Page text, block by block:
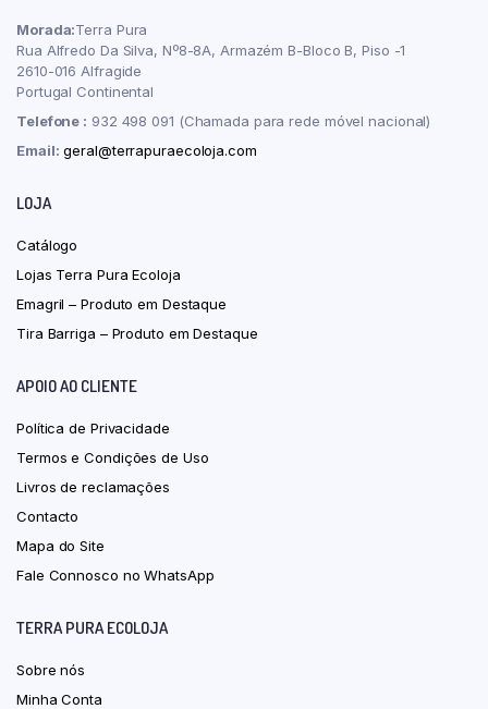
Morada:Terra Pura
Rua Alfredo Da Silva, Nº8-8A, Armazém B-Bloco B, Piso -1
2610-016 Alfragide
Portugal Continental
Telefone : 932 498 091 (Chamada para rede móvel nacional)
Email: geral@terrapuraecoloja.com
LOJA
Catálogo
Lojas Terra Pura Ecoloja
Emagril – Produto em Destaque
Tira Barriga – Produto em Destaque
APOIO AO CLIENTE
Política de Privacidade
Termos e Condições de Uso
Livros de reclamações
Contacto
Mapa do Site
Fale Connosco no WhatsApp
TERRA PURA ECOLOJA
Sobre nós
Minha Conta